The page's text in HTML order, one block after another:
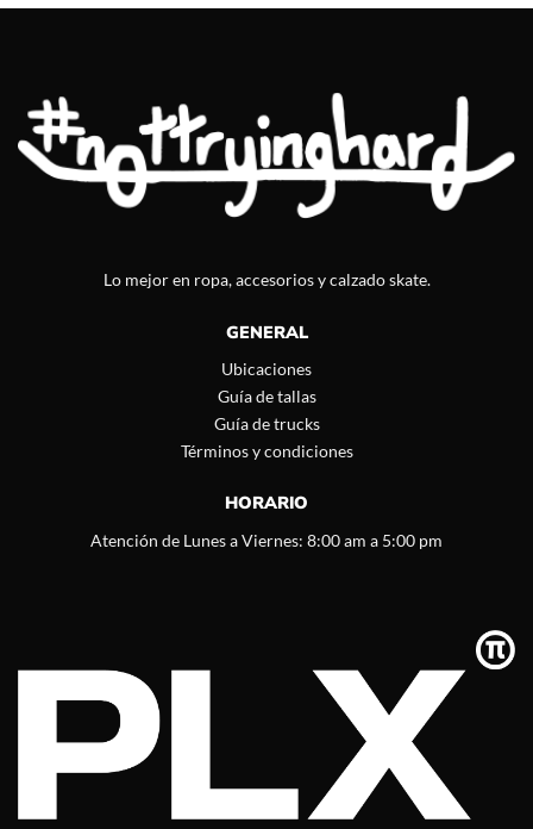
Lo mejor en ropa, accesorios y calzado skate.
GENERAL
Ubicaciones
Guía de tallas
Guía de trucks
Términos y condiciones
HORARIO
Atención de Lunes a Viernes: 8:00 am a 5:00 pm